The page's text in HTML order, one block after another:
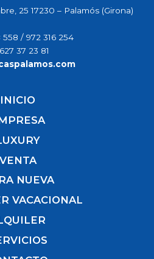
25 17230 – Palamós (Girona)
558 / 972 316 254
627 37 23 81
INICIO
VENTA
NUEVA
VACACIONAL